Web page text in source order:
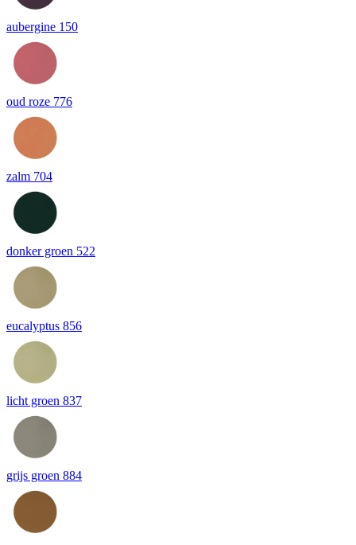
aubergine 150
oud roze 776
zalm 704
donker groen 522
eucalyptus 856
licht groen 837
grijs groen 884